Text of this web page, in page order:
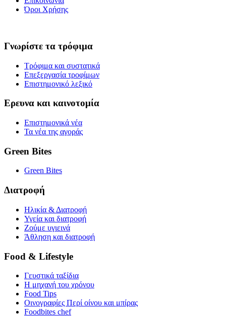
Όροι Χρήσης
Γνωρίστε τα τρόφιμα
Τρόφιμα και συστατικά
Επεξεργασία τροφίμων
Επιστημονικό λεξικό
Ερευνα και καινοτομία
Επιστημονικά νέα
Τα νέα της αγοράς
Green Bites
Green Bites
Διατροφή
Ηλικία & Διατροφή
Υγεία και διατροφή
Ζούμε υγιεινά
Άθληση και διατροφή
Food & Lifestyle
Γευστικά ταξίδια
Η μηχανή του χρόνου
Food Tips
Οινογραφίες Περί οίνου και μπίρας
Foodbites chef